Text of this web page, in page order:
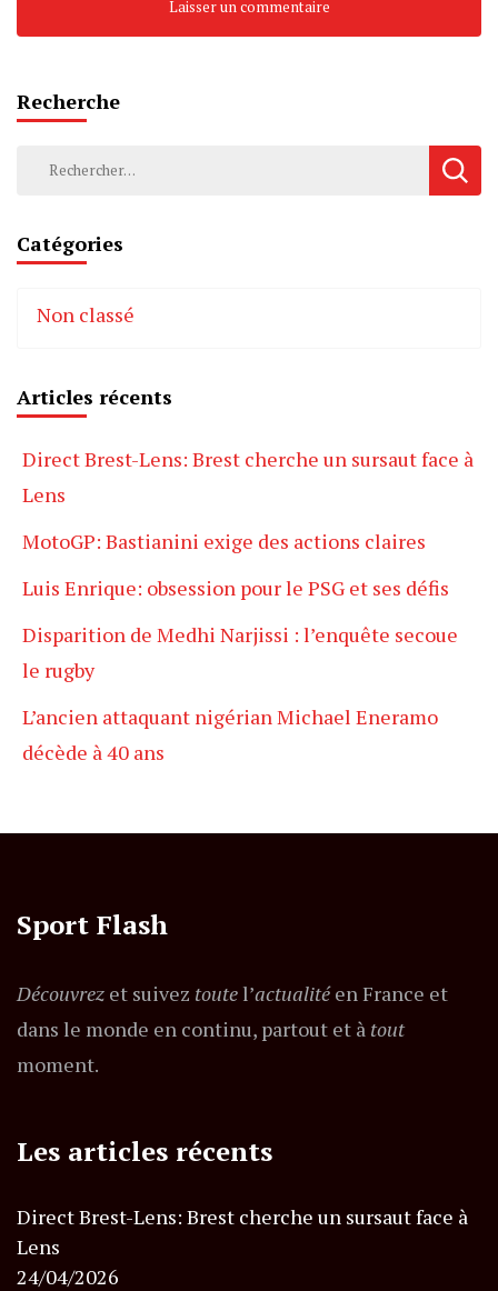
Recherche
Rechercher :
Catégories
Non classé
Articles récents
Direct Brest-Lens: Brest cherche un sursaut face à
Lens
MotoGP: Bastianini exige des actions claires
Luis Enrique: obsession pour le PSG et ses défis
Disparition de Medhi Narjissi : l’enquête secoue
le rugby
L’ancien attaquant nigérian Michael Eneramo
décède à 40 ans
Sport Flash
Découvrez et suivez toutel’actualitéen France et
dans le monde en continu, partout et à tout
moment.
Les articles récents
Direct Brest-Lens: Brest cherche un sursaut face à
Lens
24/04/2026